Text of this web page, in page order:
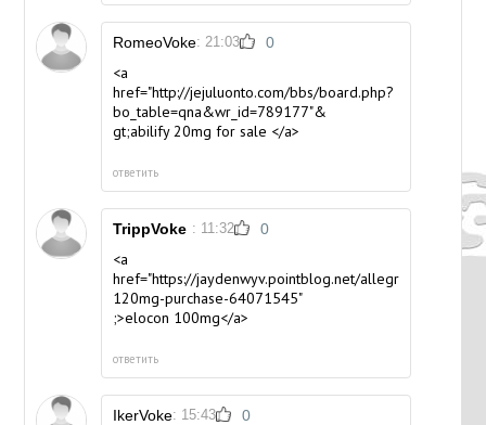
RomeoVoke: 21:03 0
<a
href="http://jejuluonto.com/bbs/board.php?
bo_table=qna&wr_id=789177"&
gt;abilify 20mg for sale </a>
ответить
TrippVoke : 11:32 0
<a
href="https://jaydenwyv.pointblog.net/allegra-
120mg-purchase-64071545"
;>elocon 100mg</a>
ответить
IkerVoke: 15:43 0